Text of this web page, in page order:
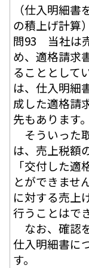
（仕入明細
の積上げ計算）
問93 当社は
め、適格請求
ることとして
は、仕入明細
成した適格請
先もあります。
そういった
は、売上税額
「交付した
とができませ
に対する売上
行うことはで
なお、確認
仕入明細書に
す。